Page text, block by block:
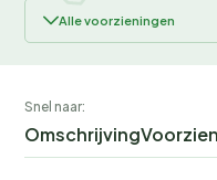
Alle voorzieningen
Snel naar:
Omschrijving